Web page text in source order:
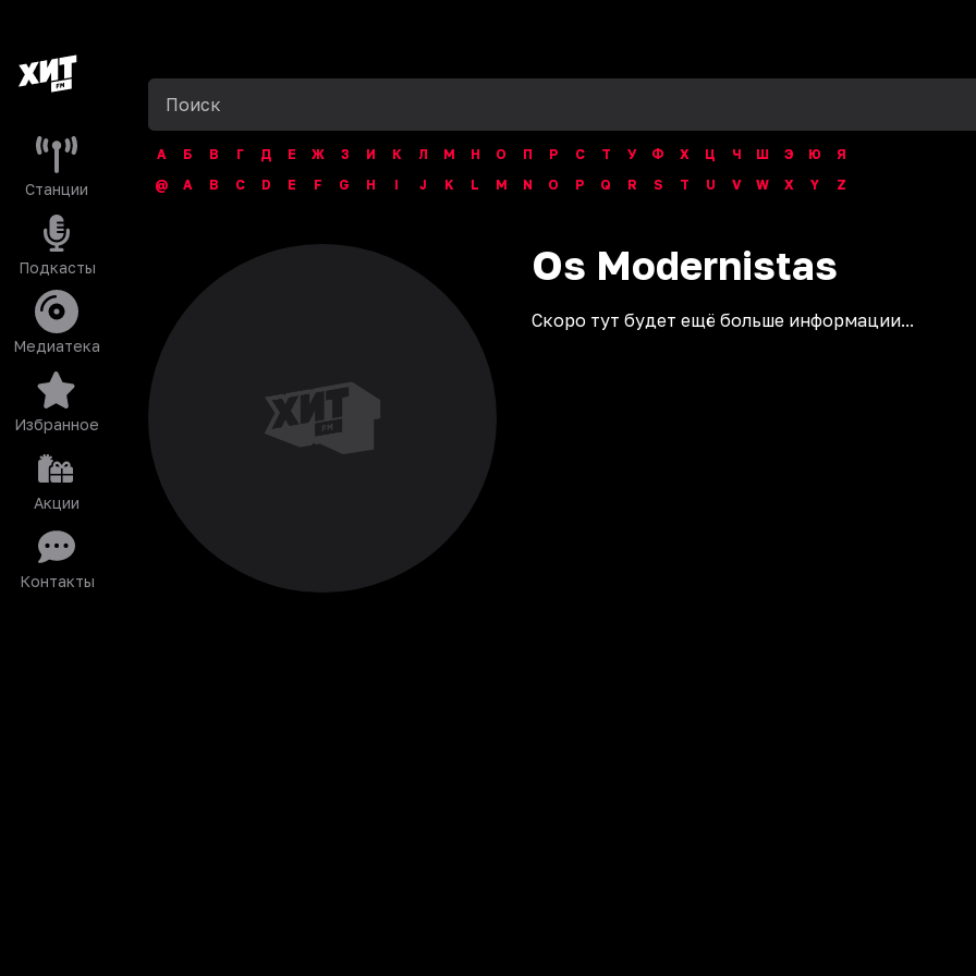
Станции
Подкасты
Медиатека
Избранное
Акции
Контакты
А Б В Г Д Е Ж З И К Л М Н О П Р С Т У Ф Х Ц Ч Ш Э Ю
Я
@
A B C D E F G H I J K L M N O P Q R S T U V W X Y Z
Os Modernistas
Скоро тут будет ещё больше информации...